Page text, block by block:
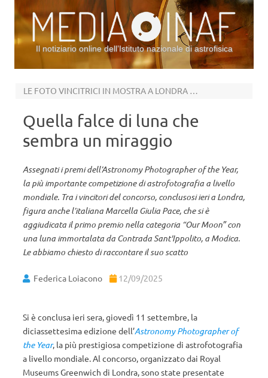
Il notiziario online dell’Istituto nazionale di astrofisica
LE FOTO VINCITRICI IN MOSTRA A LONDRA A PARTIRE DA OGGI
Quella falce di luna che
sembra un miraggio
Assegnati i premi dell’Astronomy Photographer of the Year,
la più importante competizione di astrofotografia a livello
mondiale. Tra i vincitori del concorso, conclusosi ieri a Londra,
figura anche l’italiana Marcella Giulia Pace, che si è
aggiudicata il primo premio nella categoria “Our Moon” con
una luna immortalata da Contrada Sant'Ippolito, a Modica.
Le abbiamo chiesto di raccontare il suo scatto
Federica Loiacono 12/09/2025
Si è conclusa ieri sera, giovedì 11 settembre, la
diciassettesima edizione dell’Astronomy Photographer of
the Year, la più prestigiosa competizione di astrofotografia
a livello mondiale. Al concorso, organizzato dai Royal
Museums Greenwich di Londra, sono state presentate